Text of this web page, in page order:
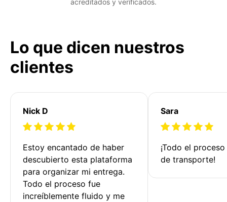
Lo que dicen nuestros
clientes
Nick D
Estoy encantado de haber
descubierto esta plataforma
para organizar mi entrega.
Todo el proceso fue
increíblemente fluido y me
Sara
¡Todo el
de transporte!